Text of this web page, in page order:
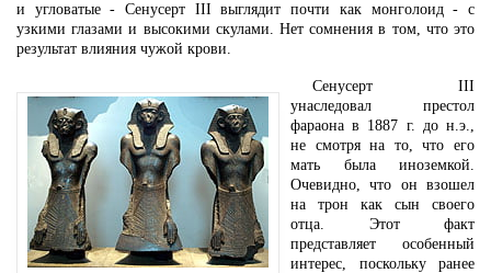
и угловатые - Сенусерт III выглядит почти как монголоид - с
узкими глазами и высокими скулами. Нет сомнения в том, что это
результат влияния чужой крови.
Сенусерт III
унаследовал престол
фараона в 1887 г. до н.э.,
не смотря на то, что его
мать была иноземкой.
Очевидно, что он взошел
на трон как сын своего
отца. Этот факт
представляет особенный
интерес, поскольку ранее